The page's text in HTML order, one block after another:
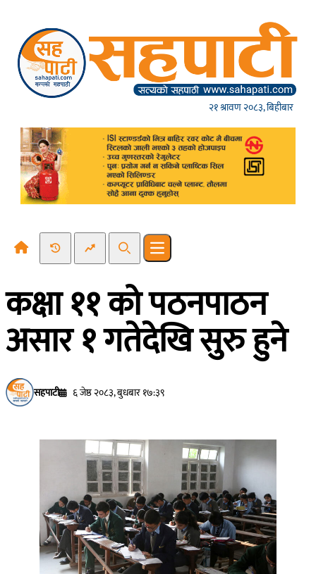
२१ श्रावण २०८३, बिहीबार
Recent NewsTrending News
SearchOpen main menu
कक्षा ११ को पठनपाठन
असार १ गतेदेखि सुरु हुने
सहपाटी ६ जेष्ठ २०८३, बुधबार १७:३९